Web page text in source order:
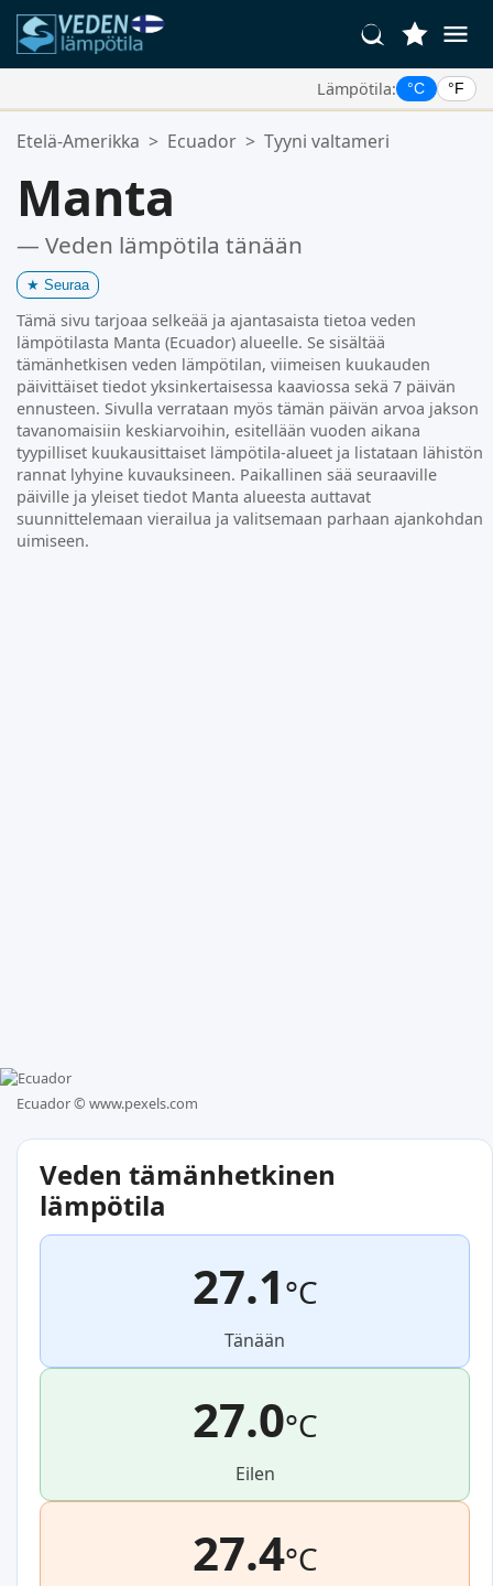
Lämpötila: °C °F
Suosikkipaikkasi:
Etelä-Amerikka > Ecuador > Tyyni valtameri
Manta
— Veden lämpötila tänään
★ Seuraa
Tämä sivu tarjoaa selkeää ja ajantasaista tietoa veden
lämpötilasta Manta (Ecuador) alueelle. Se sisältää
tämänhetkisen veden lämpötilan, viimeisen kuukauden
päivittäiset tiedot yksinkertaisessa kaaviossa sekä 7 päivän
ennusteen. Sivulla verrataan myös tämän päivän arvoa jakson
tavanomaisiin keskiarvoihin, esitellään vuoden aikana
tyypilliset kuukausittaiset lämpötila-alueet ja listataan lähistön
rannat lyhyine kuvauksineen. Paikallinen sää seuraaville
päiville ja yleiset tiedot Manta alueesta auttavat
suunnittelemaan vierailua ja valitsemaan parhaan ajankohdan
uimiseen.
Ecuador © www.pexels.com
Veden tämänhetkinen
lämpötila
27.1°C
Tänään
27.0°C
Eilen
27.4°C